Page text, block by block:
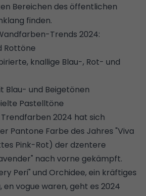
Bereichen des öffentlichen
finden.
Trends 2024:
Rottöne
knallige Blau-, Rot- und
Blau- und Beigetönen
Pastelltöne
2024 hat sich
Pantone Farbe des Jahres "Viva
Pink-Rot) der dzentere
nach vorne gekämpft.
Peri" und Orchidee, ein kräftiges
en vogue waren, geht es 2024